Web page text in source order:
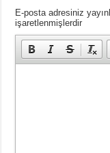
E-posta adresiniz
işaretlenmişlerdir